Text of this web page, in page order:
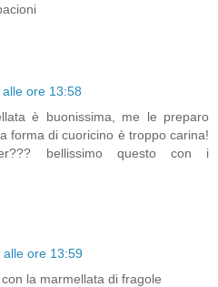
ore 13:58
è buonissima, me le preparo
forma di cuoricino è troppo carina!
bellissimo questo con i
ore 13:59
la marmellata di fragole